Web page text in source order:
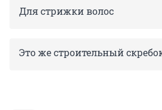
Для стрижки волос
Это же строительный